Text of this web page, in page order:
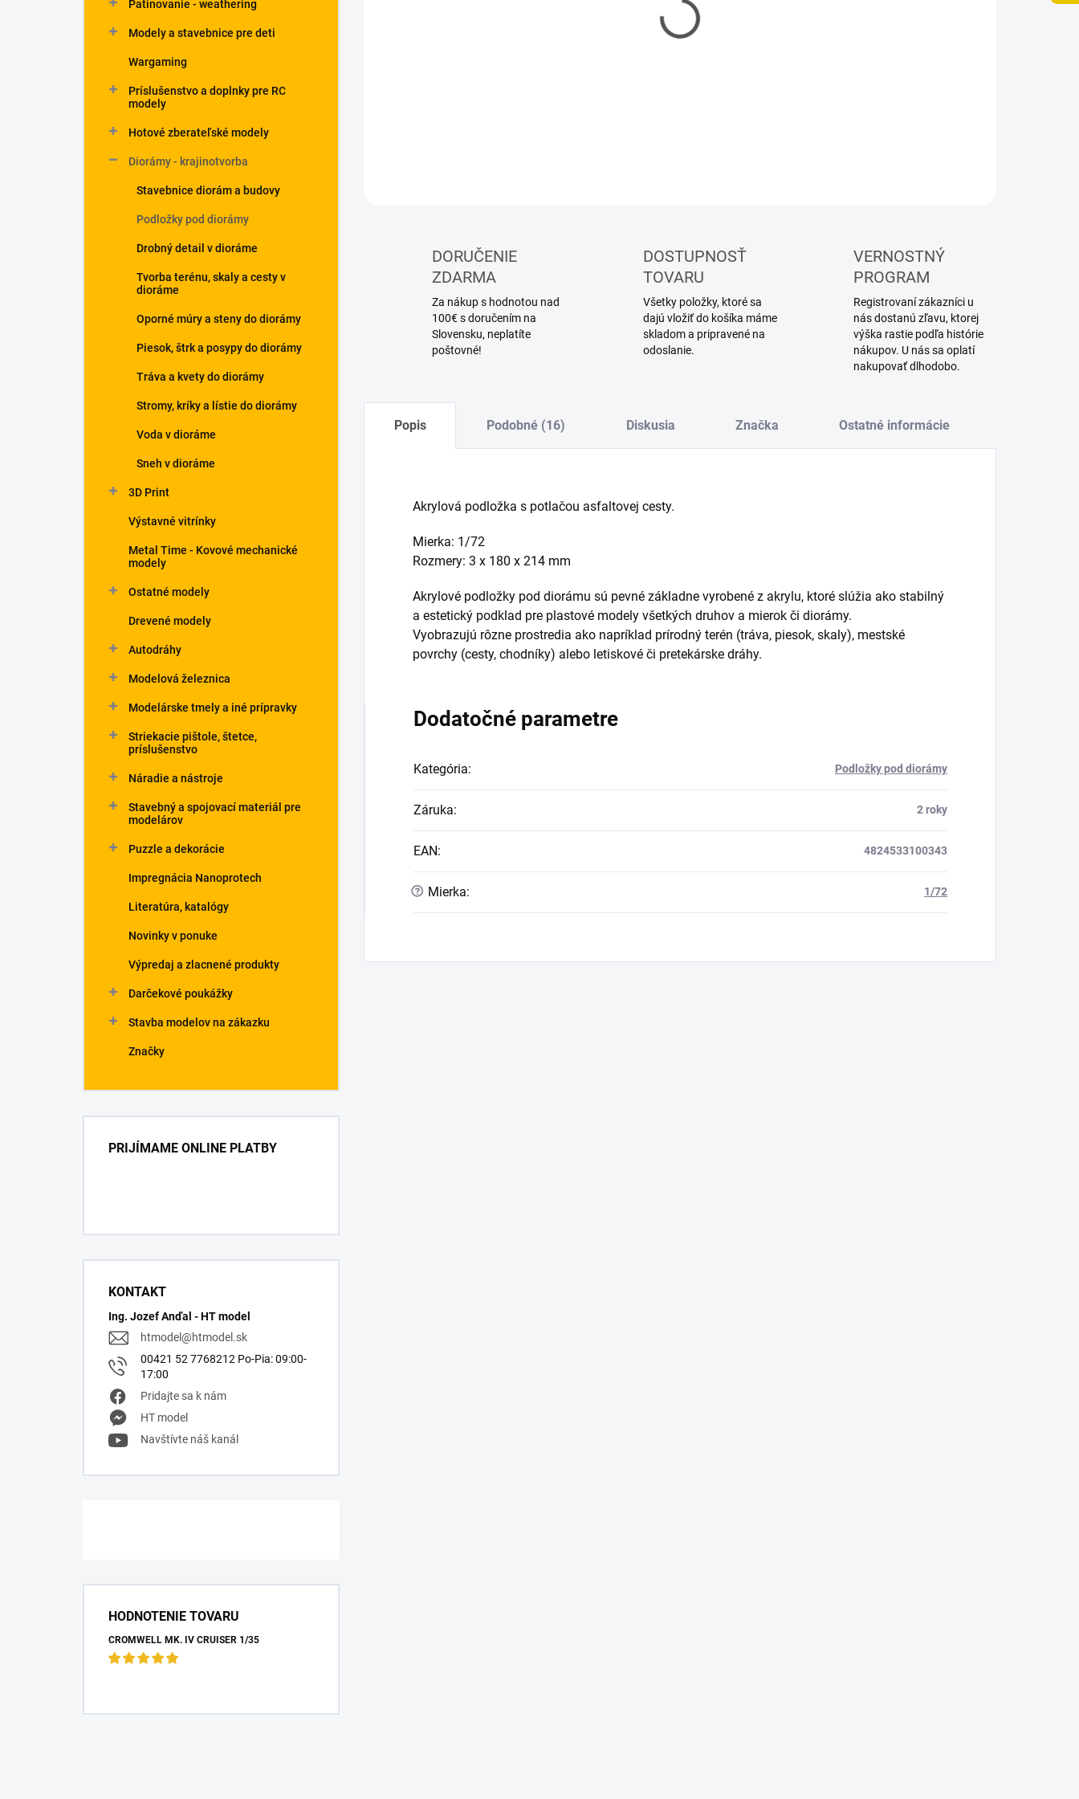
Patinovanie - weathering
Modely a stavebnice pre deti
Wargaming
Príslušenstvo a doplnky pre RC
modely
Hotové zberateľské modely
Diorámy - krajinotvorba
Stavebnice diorám a budovy
Podložky pod diorámy
Drobný detail v dioráme
Tvorba terénu, skaly a cesty v
dioráme
Oporné múry a steny do diorámy
Piesok, štrk a posypy do diorámy
Tráva a kvety do diorámy
Stromy, kríky a lístie do diorámy
Voda v dioráme
Sneh v dioráme
3D Print
Výstavné vitrínky
Metal Time - Kovové mechanické
modely
Ostatné modely
Drevené modely
Autodráhy
Modelová železnica
Modelárske tmely a iné prípravky
Striekacie pištole, štetce,
príslušenstvo
Náradie a nástroje
Stavebný a spojovací materiál pre
modelárov
Puzzle a dekorácie
Impregnácia Nanoprotech
Literatúra, katalógy
Novinky v ponuke
Výpredaj a zlacnené produkty
Darčekové poukážky
Stavba modelov na zákazku
Značky
PRIJÍMAME ONLINE PLATBY
KONTAKT
Ing. Jozef Anďal - HT model
htmodel@htmodel.sk
00421 52 7768212 Po-Pia: 09:00-
17:00
Pridajte sa k nám
HT model
Navštívte náš kanál
HODNOTENIE TOVARU
CROMWELL MK. IV CRUISER 1/35
DORUČENIA
DORUČENIE
ZDARMA
Za nákup s hodnotou nad
100€ s doručením na
Slovensku, neplatíte
poštovné!
DOSTUPNOSŤ
TOVARU
Všetky položky, ktoré sa
dajú vložiť do košíka máme
skladom a pripravené na
odoslanie.
VERNOSTNÝ
PROGRAM
Registrovaní zákazníci u
nás dostanú zľavu, ktorej
výška rastie podľa histórie
nákupov. U nás sa oplatí
nakupovať dlhodobo.
Popis Podobné (16) Diskusia Značka Ostatné informácie
Akrylová podložka s potlačou asfaltovej cesty.
Mierka: 1/72
Rozmery: 3 x 180 x 214 mm
Akrylové podložky pod diorámu sú pevné základne vyrobené z akrylu, ktoré slúžia ako stabilný
a estetický podklad pre plastové modely všetkých druhov a mierok či diorámy.
Vyobrazujú rôzne prostredia ako napríklad prírodný terén (tráva, piesok, skaly), mestské
povrchy (cesty, chodníky) alebo letiskové či pretekárske dráhy.
Dodatočné parametre
Kategória: Podložky pod diorámy
Záruka: 2 roky
EAN: 4824533100343
? Mierka: 1/72